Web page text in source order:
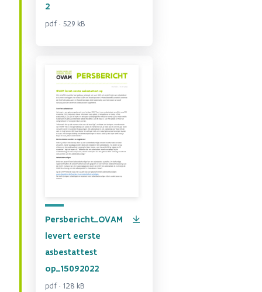
2
pdf · 529 kB
Persbericht_OVAM
levert eerste
asbestattest
op_15092022
pdf · 128 kB